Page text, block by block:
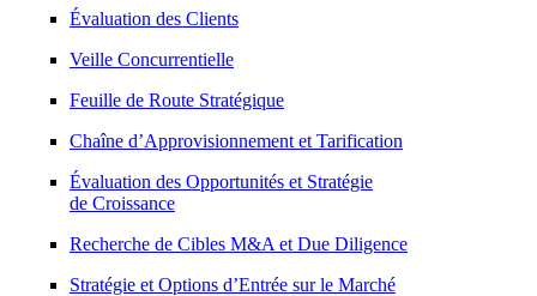
Évaluation des Clients
Veille Concurrentielle
Feuille de Route Stratégique
Chaîne d’Approvisionnement et Tarification
Évaluation des Opportunités et Stratégie
de Croissance
Recherche de Cibles M&A et Due Diligence
Stratégie et Options d’Entrée sur le Marché